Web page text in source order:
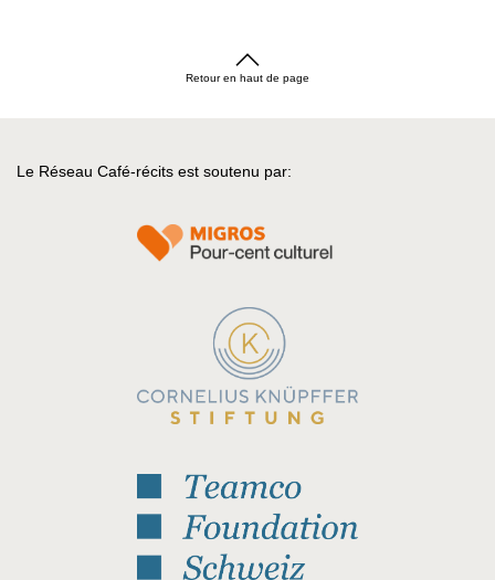
Retour en haut de page
Le Réseau Café-récits est soutenu par: